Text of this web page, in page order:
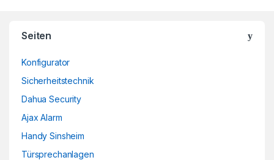
Seiten
Konfigurator
Sicherheitstechnik
Dahua Security
Ajax Alarm
Handy Sinsheim
Türsprechanlagen